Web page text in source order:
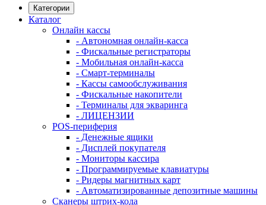
Категории
Каталог
Онлайн кассы
- Автономная онлайн-касса
- Фискальные регистраторы
- Мобильная онлайн-касса
- Смарт-терминалы
- Кассы самообслуживания
- Фискальные накопители
- Терминалы для экваринга
- ЛИЦЕНЗИИ
POS-периферия
- Денежные ящики
- Дисплей покупателя
- Мониторы кассира
- Программируемые клавиатуры
- Ридеры магнитных карт
- Автоматизированные депозитные машины
Сканеры штрих-кода